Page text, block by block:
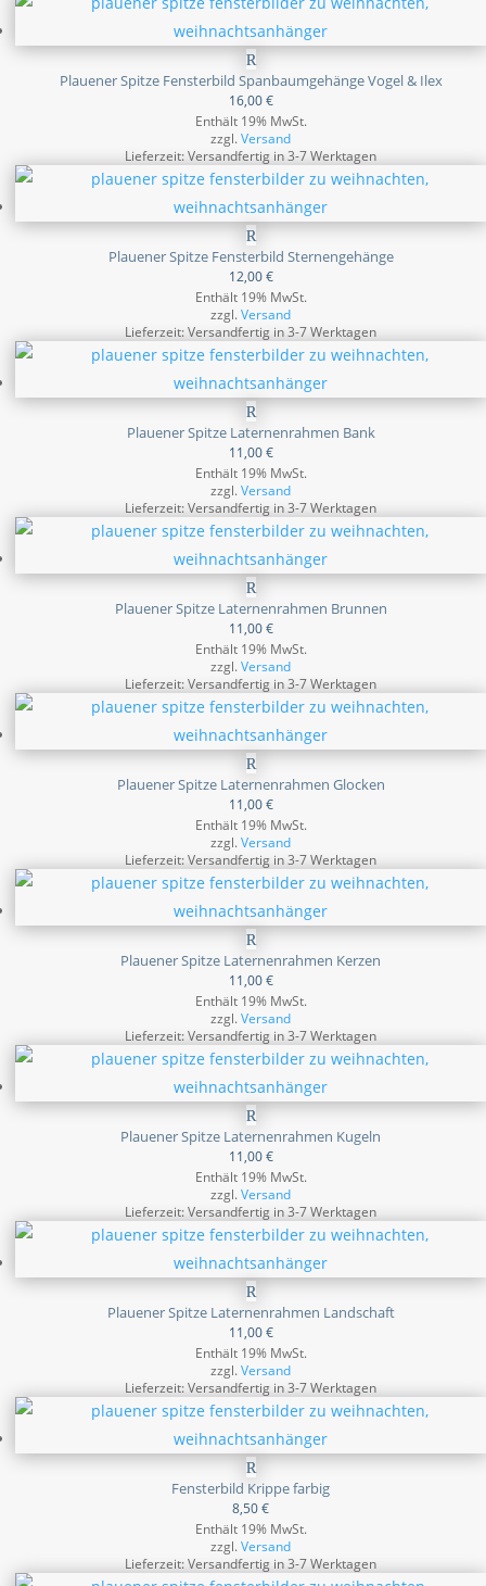
Plauener Spitze Fensterbild Spanbaumgehänge Vogel & Ilex
16,00€
Enthält 19% MwSt.
zzgl.Versand
Lieferzeit: Versandfertig in 3-7 Werktagen
Plauener Spitze Fensterbild Sternengehänge
12,00€
Enthält 19% MwSt.
zzgl.Versand
Lieferzeit: Versandfertig in 3-7 Werktagen
Plauener Spitze Laternenrahmen Bank
11,00€
Enthält 19% MwSt.
zzgl.Versand
Lieferzeit: Versandfertig in 3-7 Werktagen
Plauener Spitze Laternenrahmen Brunnen
11,00€
Enthält 19% MwSt.
zzgl.Versand
Lieferzeit: Versandfertig in 3-7 Werktagen
Plauener Spitze Laternenrahmen Glocken
11,00€
Enthält 19% MwSt.
zzgl.Versand
Lieferzeit: Versandfertig in 3-7 Werktagen
Plauener Spitze Laternenrahmen Kerzen
11,00€
Enthält 19% MwSt.
zzgl.Versand
Lieferzeit: Versandfertig in 3-7 Werktagen
Plauener Spitze Laternenrahmen Kugeln
11,00€
Enthält 19% MwSt.
zzgl.Versand
Lieferzeit: Versandfertig in 3-7 Werktagen
Plauener Spitze Laternenrahmen Landschaft
11,00€
Enthält 19% MwSt.
zzgl.Versand
Lieferzeit: Versandfertig in 3-7 Werktagen
Fensterbild Krippe farbig
8,50€
Enthält 19% MwSt.
zzgl.Versand
Lieferzeit: Versandfertig in 3-7 Werktagen